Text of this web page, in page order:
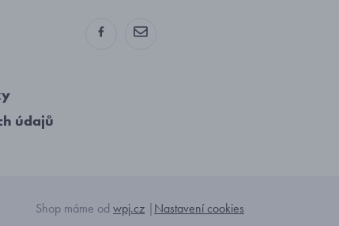
údajů
Shop máme od wpj.cz |Nastavení cookies